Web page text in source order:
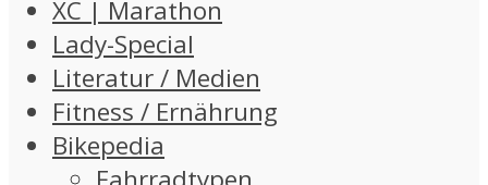
XC | Marathon
Lady-Special
Literatur / Medien
Fitness / Ernährung
Bikepedia